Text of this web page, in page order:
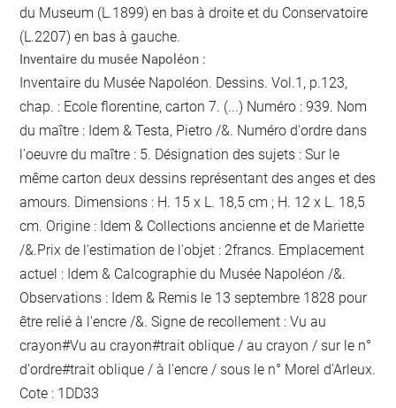
du Museum (L.1899) en bas à droite et du Conservatoire
(L.2207) en bas à gauche.
Inventaire du musée Napoléon :
Inventaire du Musée Napoléon. Dessins. Vol.1, p.123,
chap. : Ecole florentine, carton 7. (...) Numéro : 939. Nom
du maître : Idem & Testa, Pietro /&. Numéro d'ordre dans
l'oeuvre du maître : 5. Désignation des sujets : Sur le
même carton deux dessins représentant des anges et des
amours. Dimensions : H. 15 x L. 18,5 cm ; H. 12 x L. 18,5
cm. Origine : Idem & Collections ancienne et de Mariette
/&.Prix de l'estimation de l'objet : 2francs. Emplacement
actuel : Idem & Calcographie du Musée Napoléon /&.
Observations : Idem & Remis le 13 septembre 1828 pour
être relié à l'encre /&. Signe de recollement :Vu au
crayon#Vu au crayon#trait oblique / au crayon / sur le n°
d'ordre#trait oblique / à l'encre / sous le n° Morel d'Arleux.
Cote : 1DD33